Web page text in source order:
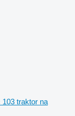
103 traktor na